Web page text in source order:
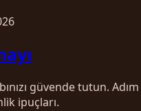
güvende tutun. Adım
ipuçları.